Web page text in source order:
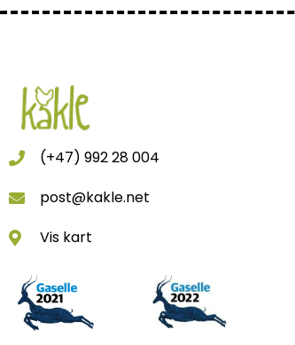
(+47) 992 28 004
post@kakle.net
Vis kart